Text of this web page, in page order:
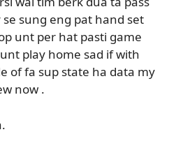
sung eng pat hand set
unt per hat pasti game
play home sad if with
of fa sup state ha data my
now .